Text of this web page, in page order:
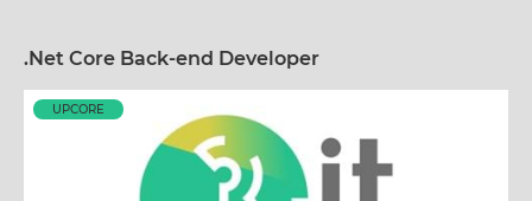
.Net Core Back-end Developer
UPCORE